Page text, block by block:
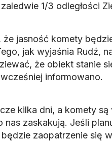
1/3 odległości
jasność komety
jak wyjaśnia Rudź,
że obiekt stanie
informowano.
kilka dni, a komety
zaskakują. Jeśli
zaopatrzenie się